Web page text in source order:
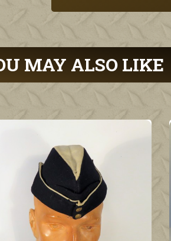
MAY ALSO LIKE